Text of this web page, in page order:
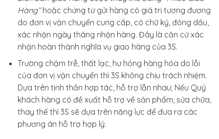
Hàng”hoặc chứng từ gửi hàng có giá trị tương đương
do đơn vị vận chuyển cung cấp, có chữ ký, đóng dấu,
xác nhận ngày tháng nhận hàng. Đây là căn cứ xác
nhận hoàn thành nghĩa vụ giao hàng của 3S.
Trường chậm trễ, thất lạc, hư hỏng hàng hóa do lỗi
của đơn vị vận chuyển thì 3S không chịu trách nhiệm.
Dựa trên tinh thần hợp tác, hỗ trợ lẫn nhau; Nếu Quý
khách hàng có đề xuất hỗ trợ về sản phẩm, sửa chữa,
thay thế thì 3S sẽ dựa trên năng lực để đưa ra các
phương án hỗ trợ hợp lý.